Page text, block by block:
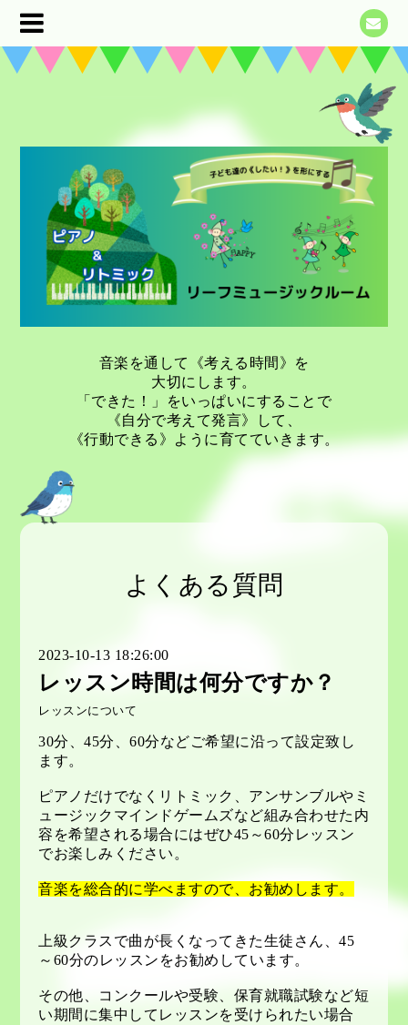
音楽を通して《考える時間》を
大切にします。
「できた！」をいっぱいにすることで
《自分で考えて発言》して、
《行動できる》ように育てていきます。
よくある質問
2023-10-13 18:26:00
レッスン時間は何分ですか？
レッスンについて
30分、45分、60分などご希望に沿って設定致し
ます。
ピアノだけでなくリトミック、アンサンブルやミ
ュージックマインドゲームズなど組み合わせた内
容を希望される場合にはぜひ45～60分レッスン
でお楽しみください。
音楽を総合的に学べますので、お勧めします。
上級クラスで曲が長くなってきた生徒さん、45
～60分のレッスンをお勧めしています。
その他、コンクールや受験、保育就職試験など短
い期間に集中してレッスンを受けられたい場合